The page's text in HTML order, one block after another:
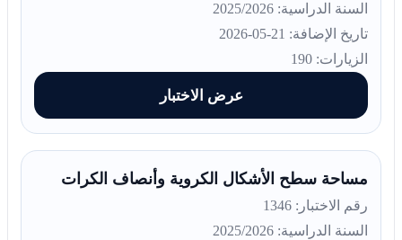
السنة الدراسية: 2025/2026
تاريخ الإضافة: 21-05-2026
الزيارات: 190
عرض الاختبار
مساحة سطح الأشكال الكروية وأنصاف الكرات
رقم الاختبار: 1346
السنة الدراسية: 2025/2026